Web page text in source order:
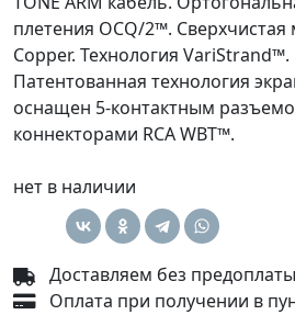
плетения OCQ/2™.
Copper. Технология VariStrand™.
Патентованная технология
оснащен 5-контактным
коннекторами RCA WBT™.
нет в наличии
Доставляем без
Оплата при получении в